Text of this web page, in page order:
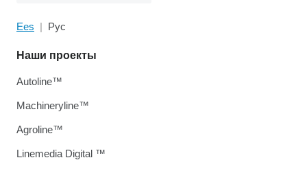
Ees Рус
Наши проекты
Autoline™
Machineryline™
Agroline™
Linemedia Digital ™